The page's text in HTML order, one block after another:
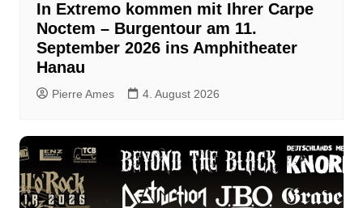
In Extremo kommen mit Ihrer Carpe
Noctem – Burgentour am 11.
September 2026 ins Amphitheater
Hanau
Pierre Ames 4. August 2026